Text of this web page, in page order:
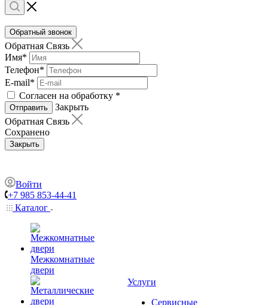
Обратный звонок
Обратная Связь
Имя*
Телефон*
E-mail*
Согласен на обработку *
Отправить
Закрыть
Обратная Связь
Сохранено
Закрыть
Войти
+7 985 853-44-41
Каталог
Межкомнатные
двери
Услуги
Сервисные